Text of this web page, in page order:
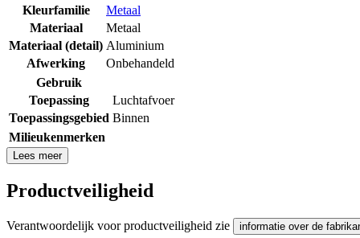
Kleurfamilie
Metaal
Materiaal
Metaal
Materiaal (detail) Aluminium
Afwerking
Onbehandeld
Gebruik
Toepassing
Luchtafvoer
Toepassingsgebied Binnen
Milieukenmerken
Lees meer
Productveiligheid
Verantwoordelijk voor productveiligheid zie informatie over de